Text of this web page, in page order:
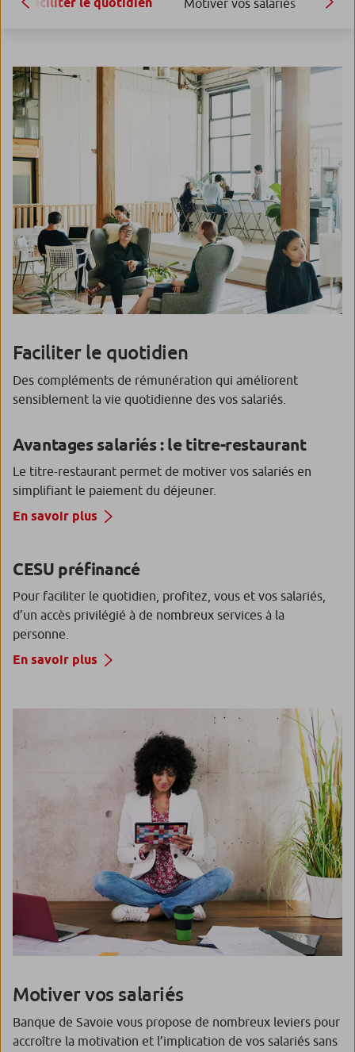
Motiver vos salariés
Faciliter le quotidien
Des compléments de rémunération qui améliorent
sensiblement la vie quotidienne des vos salariés.
Avantages salariés : le titre-restaurant
Le titre-restaurant permet de motiver vos salariés en
simplifiant le paiement du déjeuner.
En savoir plus
CESU préfinancé
Pour faciliter le quotidien, profitez, vous et vos salariés,
d’un accès privilégié à de nombreux services à la
personne.
En savoir plus
Motiver vos salariés
Banque de Savoie vous propose de nombreux leviers pour
accroître la motivation et l’implication de vos salariés sans